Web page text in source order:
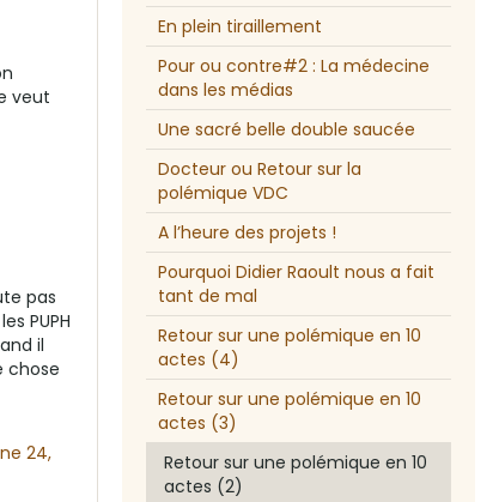
veut
pas
PUPH
il
chose
24,
En plein tiraillement
Pour ou contre#2 : La médecine
dans les médias
Une sacré belle double saucée
Docteur ou Retour sur la
polémique VDC
A l’heure des projets !
Pourquoi Didier Raoult nous a fait
tant de mal
Retour sur une polémique en 10
actes (4)
Retour sur une polémique en 10
actes (3)
Retour sur une polémique en 10
actes (2)